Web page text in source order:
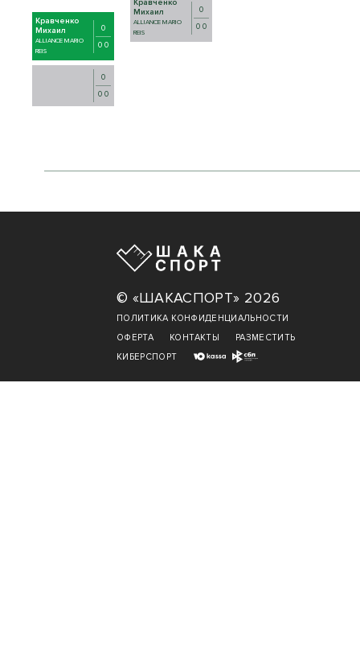
Кравченко
Михаил
ALLIANCE MARIO
REIS
0
0 0
0
0 0
Кравченко
Михаил
ALLIANCE MARIO
REIS
0
0 0
© «ШАКАСПОРТ» 2026
ПОЛИТИКА КОНФИДЕНЦИАЛЬНОСТИ
ОФЕРТА
КОНТАКТЫ
РАЗМЕСТИТЬ
КИБЕРСПОРТ